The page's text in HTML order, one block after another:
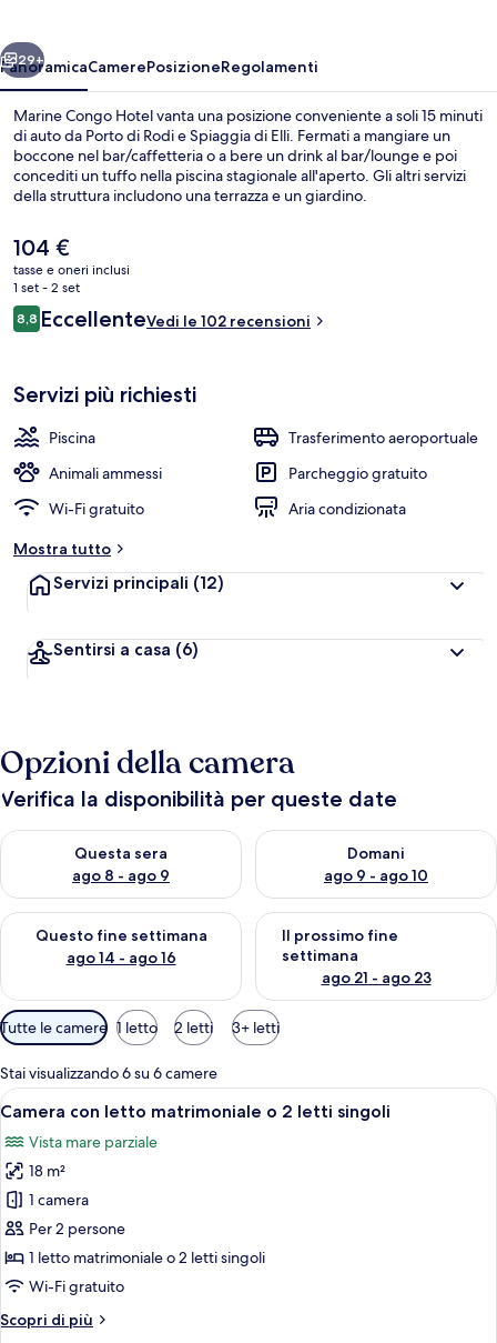
Avanti
29+
PanoramicaCamerePosizioneRegolamenti
Marine Congo Hotel vanta una posizione conveniente a soli 15 minuti
di auto da Porto di Rodi e Spiaggia di Elli. Fermati a mangiare un
boccone nel bar/caffetteria o a bere un drink al bar/lounge e poi
concediti un tuffo nella piscina stagionale all'aperto. Gli altri servizi
della struttura includono una terrazza e un giardino.
Il
prezzo
attuale
è
104 €
104 €
tasse e oneri inclusi
1 set - 2 set
Recensioni
8,88,8 su 10
EccellenteVedi le 102 recensioni
Servizi più richiesti
Piscina
Trasferimento aeroportuale
Animali ammessi
Parcheggio gratuito
Wi-Fi gratuito
Aria condizionata
Mostra tutto
Servizi principali (12)
Sentirsi a casa (6)
Opzioni della camera
Verifica la disponibilità per queste date
Questa sera
ago 8 - ago 9
Verifica la disponibilità per questa sera, ago 8 - ago 9
Domani
ago 9 - ago 10
Verifica la disponibilità per
Questo fine settimana
ago 14 - ago 16
Verifica la disponibilità per questo fine settimana, ago 14 -
Il prossimo fine
settimana
ago 21 - ago 23
Verifica la disponibilità per il
Filtri
disponibili
per
le
camere
Tutte le camere 1 letto 2 letti 3+ letti
Stai visualizzando 6 su 6 camere
Apri
tutte
le
foto
per
Camera
con
letto
matrimoniale
o
Camera d'albergo con un letto
5
Camera con letto matrimoniale o 2 letti singoli
Vista mare parziale
18 m²
1 camera
Per 2 persone
1 letto matrimoniale o 2 letti singoli
Wi-Fi gratuito
Scopri di più
Altri